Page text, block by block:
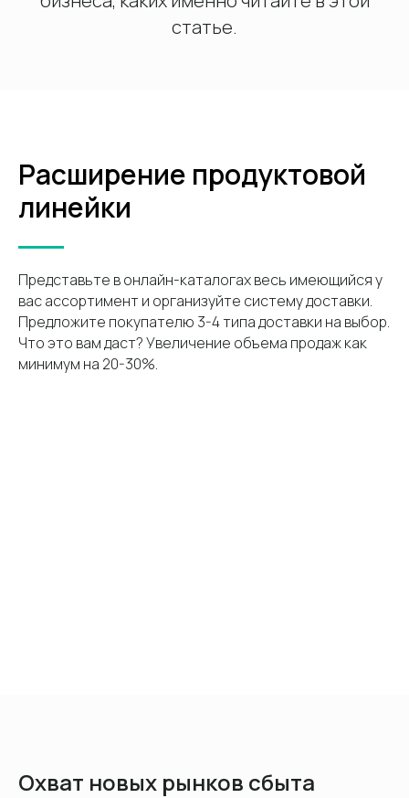
статье.
Расширение продуктовой
линейки
Представьте в онлайн-каталогах весь имеющийся у
вас ассортимент и организуйте систему доставки.
Предложите покупателю 3-4 типа доставки на выбор.
Что это вам даст? Увеличение объема продаж как
минимум на 20-30%.
Охват новых рынков сбыта